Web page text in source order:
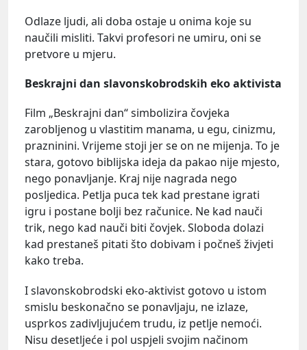
Odlaze ljudi, ali doba ostaje u onima koje su
naučili misliti. Takvi profesori ne umiru, oni se
pretvore u mjeru.
Beskrajni dan slavonskobrodskih eko aktivista
Film „Beskrajni dan“ simbolizira čovjeka
zarobljenog u vlastitim manama, u egu, cinizmu,
prazninini. Vrijeme stoji jer se on ne mijenja. To je
stara, gotovo biblijska ideja da pakao nije mjesto,
nego ponavljanje. Kraj nije nagrada nego
posljedica. Petlja puca tek kad prestane igrati
igru i postane bolji bez računice. Ne kad nauči
trik, nego kad nauči biti čovjek. Sloboda dolazi
kad prestaneš pitati što dobivam i počneš živjeti
kako treba.
I slavonskobrodski eko-aktivist gotovo u istom
smislu beskonačno se ponavljaju, ne izlaze,
usprkos zadivljujućem trudu, iz petlje nemoći.
Nisu desetljeće i pol uspjeli svojim načinom